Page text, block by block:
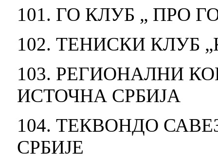
101. ГО КЛУБ „ ПРО
102. ТЕНИСКИ КЛУБ
103. РЕГИОНАЛНИ
ИСТОЧНА СРБИЈА
104. ТЕКВОНДО
СРБИЈЕ